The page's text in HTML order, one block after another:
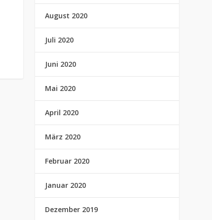
August 2020
Juli 2020
Juni 2020
Mai 2020
April 2020
März 2020
Februar 2020
Januar 2020
Dezember 2019